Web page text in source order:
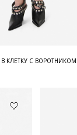
КЛЕТКУ С ВОРОТНИКОМ